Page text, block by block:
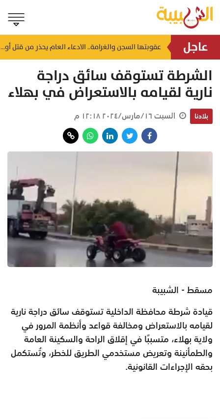
عاجل جلالة السُّلطان المعظم يهنئ رئيس جمهورية كوت ديفوار منذ ٢٣ ساعة عقوبتها السجن والغرامة.. الادعاء العام يحذر من قتل أو إيذاء هذه الحيوانات
الشرطة تستوقف سائق دراجة
نارية لقيامه بالاستعراض في بهلاء
بلادنا السبت ١٦/مارس/٢٠٢٤ ١٢:١٨ م
مسقط - الشبيبة
قيادة شرطة محافظة الداخلية تستوقف سائق دراجة نارية
لقيامه بالاستعراض ومخالفة قواعد وأنظمة المرور في
ولاية بهلاء، متسببًا في إقلاق الراحة والسكينة العامة
والطمأنينة وتعريض مستخدمي الطريق للخطر، وتُستكمل
بحقه الإجراءات القانونية.